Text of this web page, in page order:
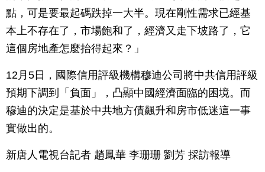
點，可是要最起碼跌掉一大半。現在剛性需求已經基
本上不存在了，市場飽和了，經濟又走下坡路了，它
這個房地產怎麼抬得起來？」
12月5日，國際信用評級機構穆迪公司將中共信用評級
預期下調到「負面」，凸顯中國經濟面臨的困境。而
穆迪的決定是基於中共地方債飆升和房市低迷這一事
實做出的。
新唐人電視台記者 趙鳳華 李珊珊 劉芳 採訪報導